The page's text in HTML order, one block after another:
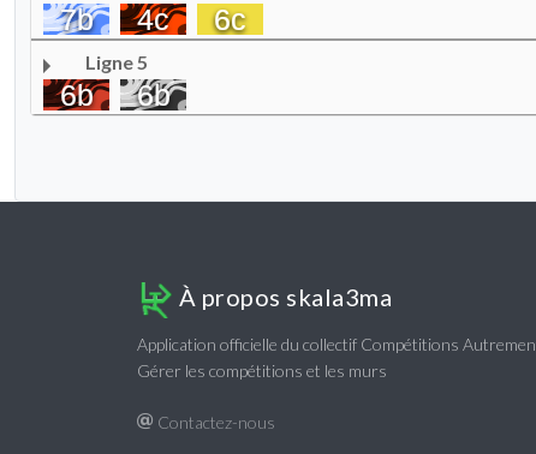
7b 4c 6c
Ligne 5
6b 6b
À propos skala3ma
Application officielle du collectif Compétitions
Gérer les compétitions et les murs
Contactez-nous